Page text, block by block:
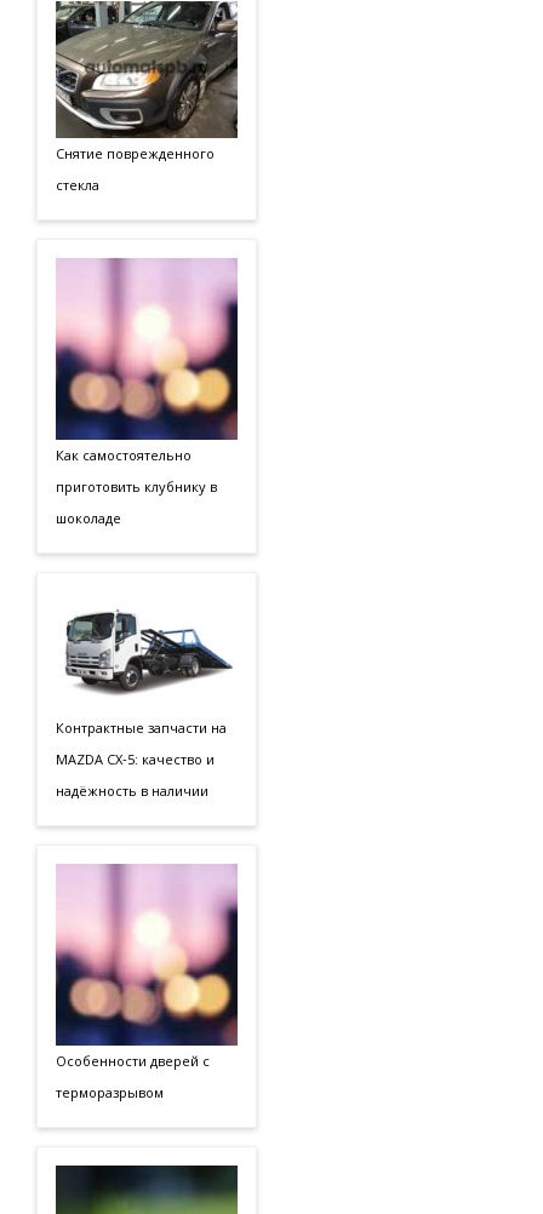
Снятие поврежденного
стекла
Как самостоятельно
приготовить клубнику в
шоколаде
Контрактные запчасти на
MAZDA CX‑5: качество и
надёжность в наличии
Особенности дверей с
терморазрывом